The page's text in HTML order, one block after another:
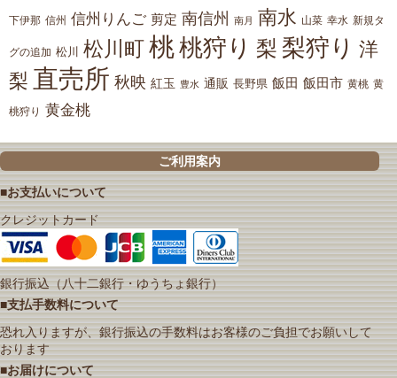
下伊那 信州 信州りんご 剪定 南信州 南月 南水 山菜 幸水 新規タ
グの追加 松川 松川町 桃桃狩り 梨 梨狩り 洋
梨 直売所 秋映 紅玉 豊水 通販 長野県 飯田 飯田市 黄桃 黄
桃狩り 黄金桃
ご利用案内
■お支払いについて
クレジットカード
銀行振込（八十二銀行・ゆうちょ銀行）
■支払手数料について
恐れ入りますが、銀行振込の手数料はお客様のご負担でお願いして
おります
■お届けについて